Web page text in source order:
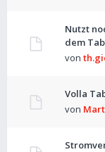
Nutzt
dem
von
Volla
von